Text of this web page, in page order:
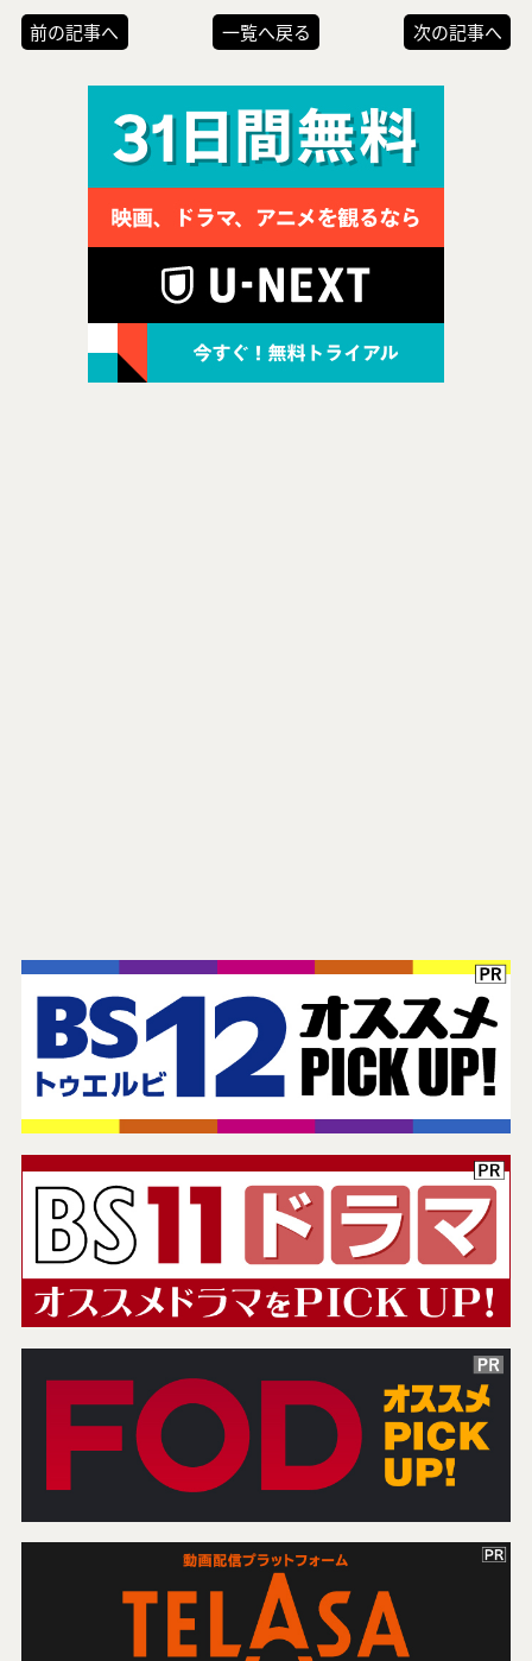
前の記事へ 一覧へ戻る 次の記事へ